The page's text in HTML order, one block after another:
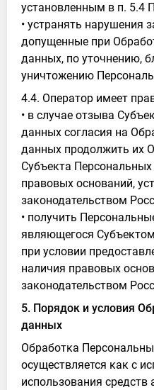
установленным в п. 5.4
• устранять нарушения
допущенные при
данных, по уточнению,
уничтожению
4.4. Оператор имеет
• в случае отзыва
данных согласия на
данных продолжить их
Субъекта
правовых оснований,
законодательством
• получить
являющегося
при условии
наличия правовых
законодательством
5. Порядок и условия
данных
Обработка
осуществляется как с
использования средств